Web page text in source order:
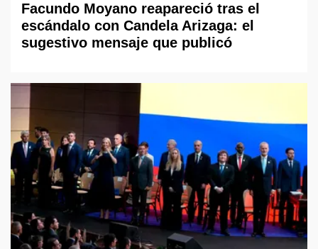
Facundo Moyano reapareció tras el
escándalo con Candela Arizaga: el
sugestivo mensaje que publicó